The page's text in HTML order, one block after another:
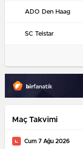
ADO Den Haag
SC Telstar
Maç Takvimi
Cum 7 Ağu 2026